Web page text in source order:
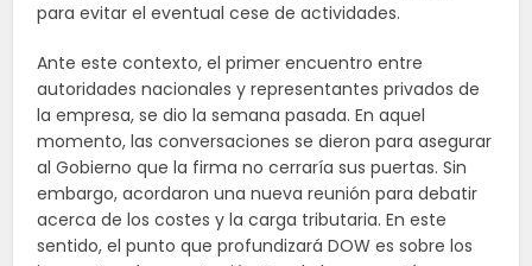
para evitar el eventual cese de actividades.
Ante este contexto, el primer encuentro entre
autoridades nacionales y representantes privados de
la empresa, se dio la semana pasada. En aquel
momento, las conversaciones se dieron para asegurar
al Gobierno que la firma no cerraría sus puertas. Sin
embargo, acordaron una nueva reunión para debatir
acerca de los costes y la carga tributaria. En este
sentido, el punto que profundizará DOW es sobre los